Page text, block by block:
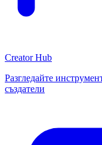
Creator Hub
Разгледайте
създатели